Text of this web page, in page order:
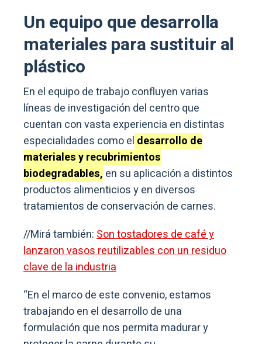
Un equipo que desarrolla
materiales para sustituir al
plástico
En el equipo de trabajo confluyen varias
líneas de investigación del centro que
cuentan con vasta experiencia en distintas
especialidades como el desarrollo de
materiales y recubrimientos
biodegradables, en su aplicación a distintos
productos alimenticios y en diversos
tratamientos de conservación de carnes.
//Mirá también:Son tostadores de café y
lanzaron vasos reutilizables con un residuo
clave de la industria
“En el marco de este convenio, estamos
trabajando en el desarrollo de una
formulación que nos permita madurar y